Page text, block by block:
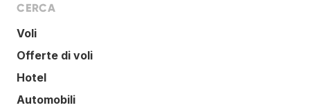
CERCA
Voli
Offerte di voli
Hotel
Automobili